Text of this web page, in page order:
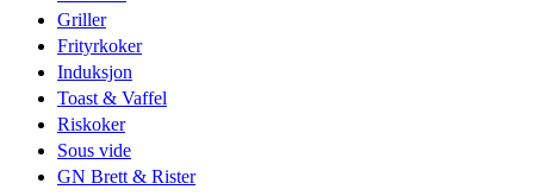
Griller
Frityrkoker
Induksjon
Toast & Vaffel
Riskoker
Sous vide
GN Brett & Rister